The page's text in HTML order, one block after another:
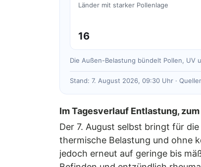
Länder mit starker Pollenlage
16
Die Außen-Belastung bündelt Pollen,
Stand: 7. August 2026, 09:30 Uhr ·
Im Tagesverlauf Entlastung,
Der 7. August selbst bringt für
thermische Belastung und ohne
jedoch erneut auf geringe bis